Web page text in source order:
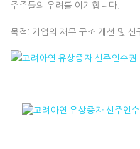
주주들의 우려를 야기합니다.
목적: 기업의 재무 구조 개선 및 신